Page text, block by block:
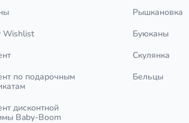
Wishlist
по подарочным
дисконтной
Baby-Boom
Рышкановка
Буюканы
Скулянка
Бельцы